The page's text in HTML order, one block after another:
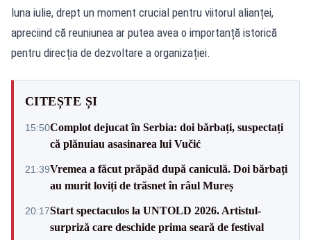
luna iulie, drept un moment crucial pentru viitorul alianței,
apreciind că reuniunea ar putea avea o importanță istorică
pentru direcția de dezvoltare a organizației.
CITEȘTE ȘI
15:50Complot dejucat în Serbia: doi bărbați, suspectați
că plănuiau asasinarea lui Vučić
21:39Vremea a făcut prăpăd după caniculă. Doi bărbați
au murit loviți de trăsnet în râul Mureș
20:17Start spectaculos la UNTOLD 2026. Artistul-
surpriză care deschide prima seară de festival